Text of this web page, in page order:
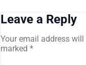
Leave a Reply
Your email address
marked *